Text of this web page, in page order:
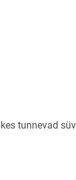
kes tunnevad
page